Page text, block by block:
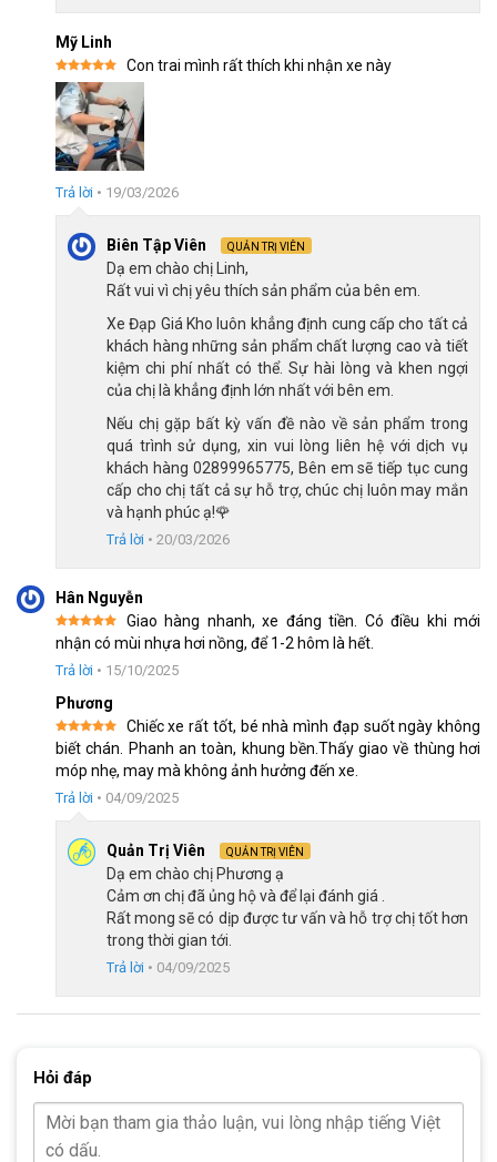
Xe Đạp Trẻ Em Bé Trai Royal Baby Freestyle FS7 20 Inch- Bộ chuyển
động mượt mà, êm ái
Lốp cao su bám đường chắc chắn, vận hành êm ái
Xe đạp RoyalBaby Freestyle FS7 sử dụng lốp cao su bản rộng,
diện tích tiếp xúc lớn với mặt đường, giúp tăng độ bám đường
và giảm thiểu rủi ro trơn trượt, nhất là khi bé di chuyển trên các
đoạn đường ẩm ướt hoặc có sỏi đá. Với độ đàn hồi tốt, lốp xe
giúp giảm rung lắc, chắc mang đến trải nghiệm lái xe cực kỳ êm
cho phép bé tự tin di chuyển qua các địa hình khác nhau mà
không cảm thấy khó chịu.
Trang bị chân chống thuận tiện hỗ trợ bé tập đi xe
chân chống chắc chắn, giúp xe đứng vững khi không sử dụng,
tránh tình trạng xe bị đổ ngã và gây hư hỏng. Điều này cực kỳ
hữu ích cho các bé trong giai đoạn tập lái xe, vì chân chống sẽ
giúp bé dễ dàng dừng lại và tự tin khi lên hoặc xuống xe. Chân
chống cũng giúp xe không bị trầy xước khi bé để xe ở ngoài trời
hoặc khi không sử dụng, bảo vệ xe luôn như mới.
Mỹ Linh
Được xếp
hạng55
sao
Con trai mình rất thích khi nhận xe này
Trả lời • 19/03/2026
Biên Tập Viên QUẢN TRỊ VIÊN
Dạ em chào chị Linh,
Rất vui vì chị yêu thích sản phẩm của bên em.
Xe Đạp Giá Kho luôn khẳng định cung cấp cho tất cả
khách hàng những sản phẩm chất lượng cao và tiết
kiệm chi phí nhất có thể. Sự hài lòng và khen ngợi
của chị là khẳng định lớn nhất với bên em.
Nếu chị gặp bất kỳ vấn đề nào về sản phẩm trong
quá trình sử dụng, xin vui lòng liên hệ với dịch vụ
khách hàng 02899965775, Bên em sẽ tiếp tục cung
cấp cho chị tất cả sự hỗ trợ, chúc chị luôn may mắn
và hạnh phúc ạ!🌹
Trả lời • 20/03/2026
Hân Nguyễn
Được xếp
hạng 5 5
sao
Giao hàng nhanh, xe đáng tiền. Có điều khi mới
nhận có mùi nhựa hơi nồng, để 1-2 hôm là hết.
Trả lời • 15/10/2025
Phương
Được xếp
hạng55
sao
Chiếc xe rất tốt, bé nhà mình đạp suốt ngày không
biết chán. Phanh an toàn, khung bền.Thấy giao về thùng hơi
móp nhẹ, may mà không ảnh hưởng đến xe.
Trả lời • 04/09/2025
Quản Trị Viên QUẢN TRỊ VIÊN
Dạ em chào chị Phương ạ
Cảm ơn chị đã ủng hộ và để lại đánh giá .
Rất mong sẽ có dịp được tư vấn và hỗ trợ chị tốt hơn
trong thời gian tới.
Trả lời • 04/09/2025
Hỏi đáp